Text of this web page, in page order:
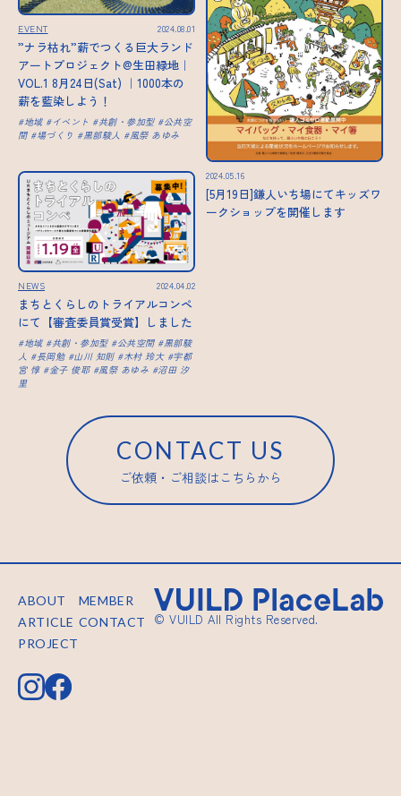
EVENT 2024.08.01
”ナラ枯れ”薪でつくる巨大ランド
アートプロジェクト@生田緑地｜
VOL.1 8月24日(Sat) ｜1000本の
薪を藍染しよう！
地域 イベント 共創・参加型
公共空
間
場づくり 黒部駿人 風祭 あゆみ
2024.05.16
[5月19日]鎌人いち場にてキッズワ
ークショップを開催します
NEWS 2024.04.02
まちとくらしのトライアルコンペ
にて【審査委員賞受賞】しました
地域 共創・参加型 公共空間
黒部駿
人
長岡勉 山川 知則 木村 玲大
宇都
宮 惇
金子 俊耶 風祭 あゆみ
沼田 汐
里
CONTACT US
ご依頼・ご相談はこちらから
ABOUT
ARTICLE
PROJECT
MEMBER
CONTACT
© VUILD All Rights Reserved.